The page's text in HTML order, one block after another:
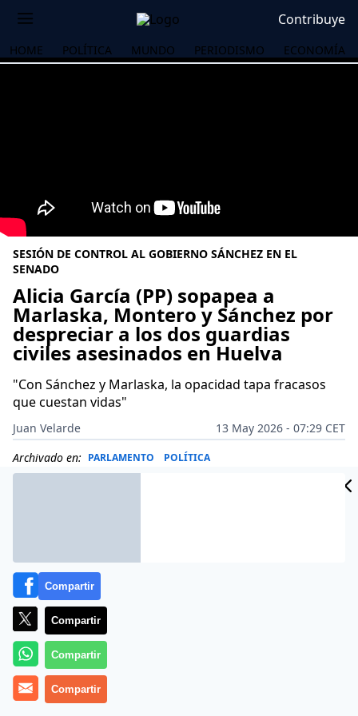
Contribuye
HOME POLÍTICA MUNDO PERIODISMO ECONOMÍA
SESIÓN DE CONTROL AL GOBIERNO SÁNCHEZ EN EL
SENADO
Alicia García (PP) sopapea a
Marlaska, Montero y Sánchez por
despreciar a los dos guardias
civiles asesinados en Huelva
"Con Sánchez y Marlaska, la opacidad tapa fracasos
que cuestan vidas"
Juan Velarde
13 May 2026 - 07:29 CET
Archivado en: PARLAMENTO POLÍTICA
Compartir
Compartir
Compartir
Compartir